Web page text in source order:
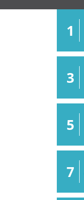
1
3
5
7